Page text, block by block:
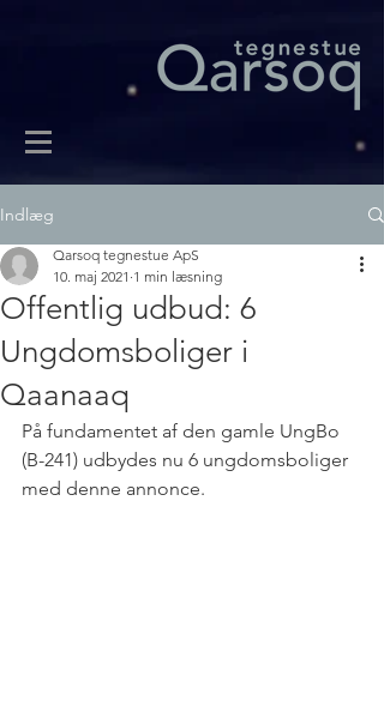
Indlæg
Offentlig udbud: 6
Ungdomsboliger i
Qaanaaq
Qarsoq tegnestue ApS
10. maj 2021 1 min læsning
På fundamentet af den gamle UngBo
(B-241) udbydes nu 6 ungdomsboliger
med denne annonce.